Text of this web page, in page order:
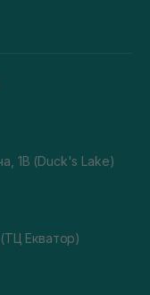
1В (Duck's Lake)
(ТЦ Екватор)